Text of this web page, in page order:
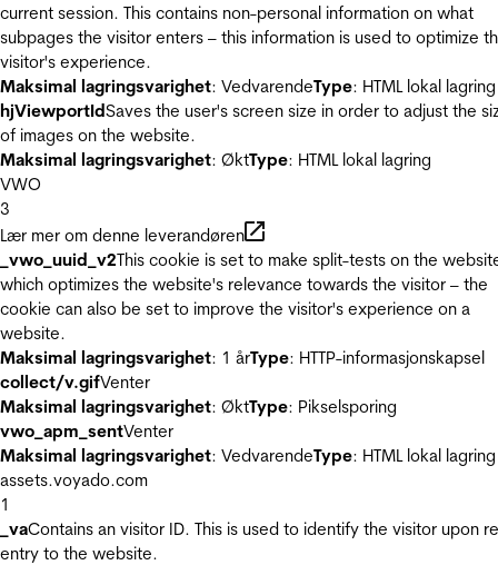
current session. This contains non-personal information on what
subpages the visitor enters – this information is used to optimize
visitor's experience.
Maksimal lagringsvarighet: VedvarendeType: HTML lokal lagring
hjViewportIdSaves the user's screen size in order to adjust the
of images on the website.
Maksimal lagringsvarighet: ØktType: HTML lokal lagring
VWO
3
Lær mer om denne leverandøren
_vwo_uuid_v2This cookie is set to make split-tests on the
which optimizes the website's relevance towards the visitor – the
cookie can also be set to improve the visitor's experience on a
website.
Maksimal lagringsvarighet: 1 årType: HTTP-informasjonskapsel
collect/v.gifVenter
Maksimal lagringsvarighet: ØktType: Pikselsporing
vwo_apm_sentVenter
Maksimal lagringsvarighet: VedvarendeType: HTML lokal lagring
assets.voyado.com
1
_vaContains an visitor ID. This is used to identify the visitor upon
entry to the website.